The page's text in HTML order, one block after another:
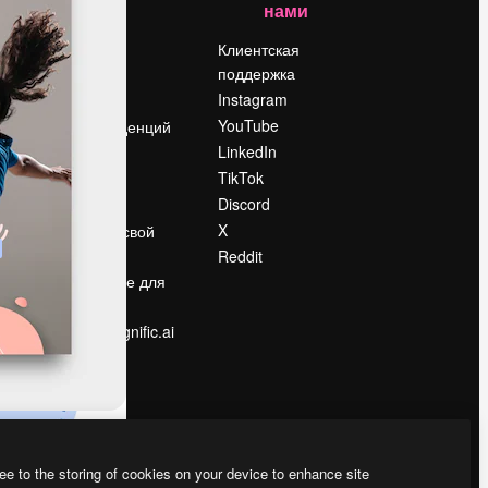
Цены
О нас
Reviews
Поиск тенденций
События
Продайте свой
Помещение для
Ищете magnific.ai
нами
Клиентская
поддержка
Instagram
YouTube
LinkedIn
TikTok
Discord
X
Reddit
to the storing of cookies on your device to enhance site